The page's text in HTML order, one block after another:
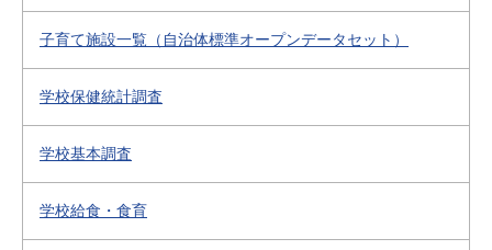
子育て施設一覧（自治体標準オープンデータセット）
学校保健統計調査
学校基本調査
学校給食・食育